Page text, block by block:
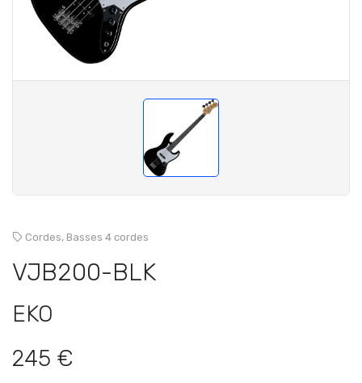
Cordes, Basses 4 cordes
VJB200-BLK
EKO
245 €